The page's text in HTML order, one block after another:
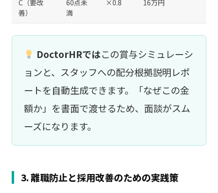
C（要改
善）
60点未
満
×0.8 16万円
DoctorHRではこの賞与シミュレーシ
ョンと、スタッフへの配分根拠説明レポ
ートを自動生成できます。「なぜこの金
額か」を書面で渡せるため、面談がスム
ーズになります。
3. 離職防止と採用改善のための実践策